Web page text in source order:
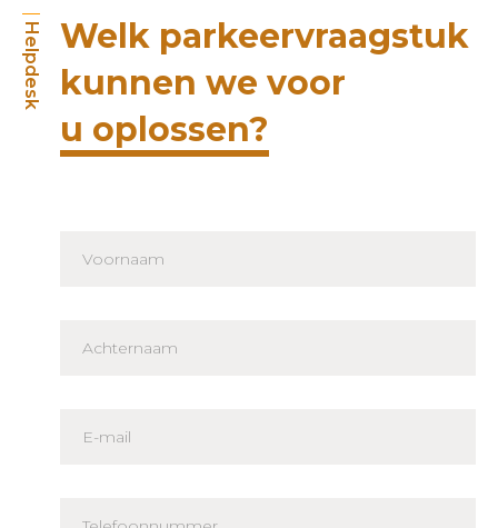
Helpdesk Welk parkeervraagstuk
kunnen we voor
u oplossen?